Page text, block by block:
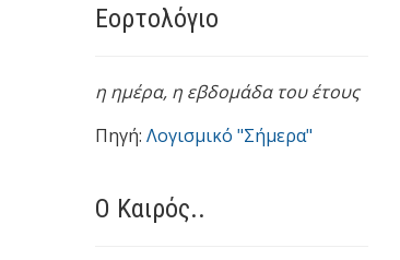
Εορτολόγιο
η ημέρα, η εβδομάδα του έτους
Πηγή: Λογισμικό "Σήμερα"
Ο Καιρός..